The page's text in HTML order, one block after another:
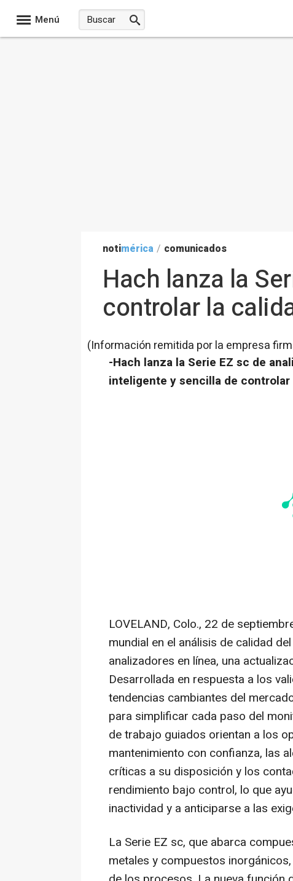
Menú
notimérica / comunicados
Hach lanza la
controlar la
(Información remitida por la empresa
-Hach lanza la Serie EZ sc de
inteligente y sencilla de controlar
LOVELAND, Colo., 22 de
mundial en el análisis de calidad
analizadores en línea, una
Desarrollada en respuesta a los
tendencias cambiantes del
para simplificar cada paso del
de trabajo guiados orientan a los
mantenimiento con confianza, las
críticas a su disposición y los
rendimiento bajo control, lo que
inactividad y a anticiparse a las
La Serie EZ sc, que abarca
metales y compuestos